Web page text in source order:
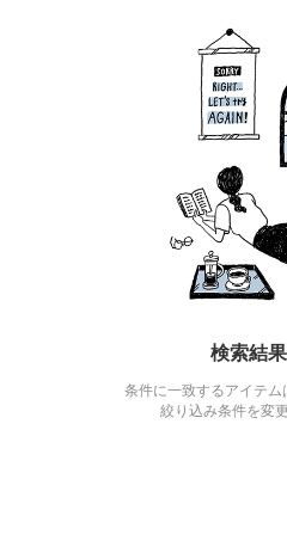
検索結
条件に一致するアイテ
絞り込み条件を変